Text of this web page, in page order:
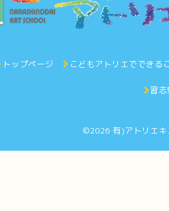
トップページ こどもアトリエでできる
習
©2026 有)アトリエ